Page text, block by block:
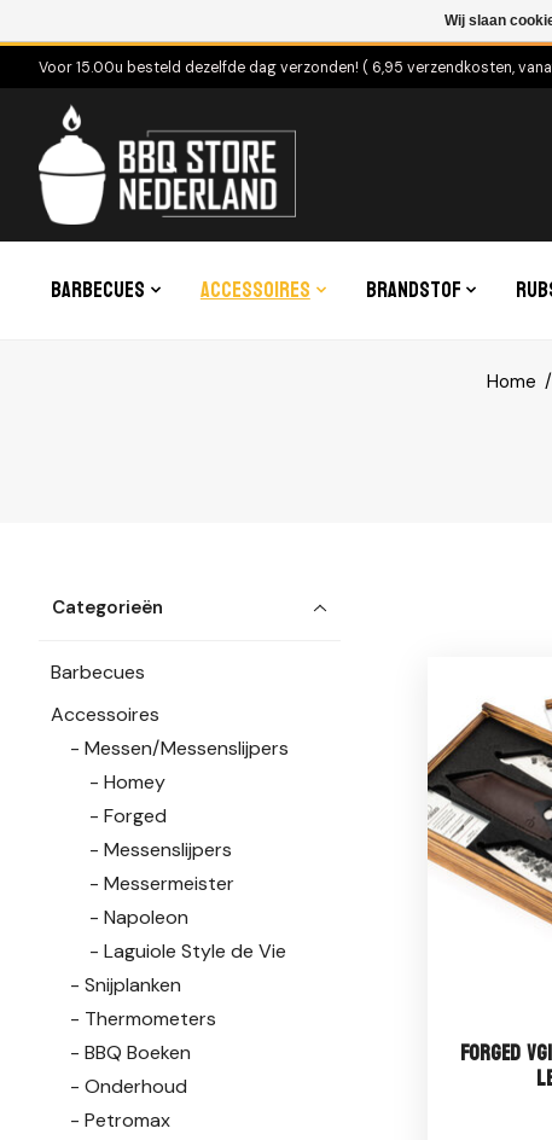
Voor 15.00u besteld dezelfde dag verzonden! ( 6,95 verzendkosten,
Barbecues Accessoires Brandstof
Home /
Categorieën
Barbecues
Accessoires
Messen/Messenslijpers
Homey
Forged
Messenslijpers
Messermeister
Napoleon
Laguiole Style de Vie
Snijplanken
Thermometers
BBQ Boeken
Onderhoud
Petromax
Forged
Wij slaan